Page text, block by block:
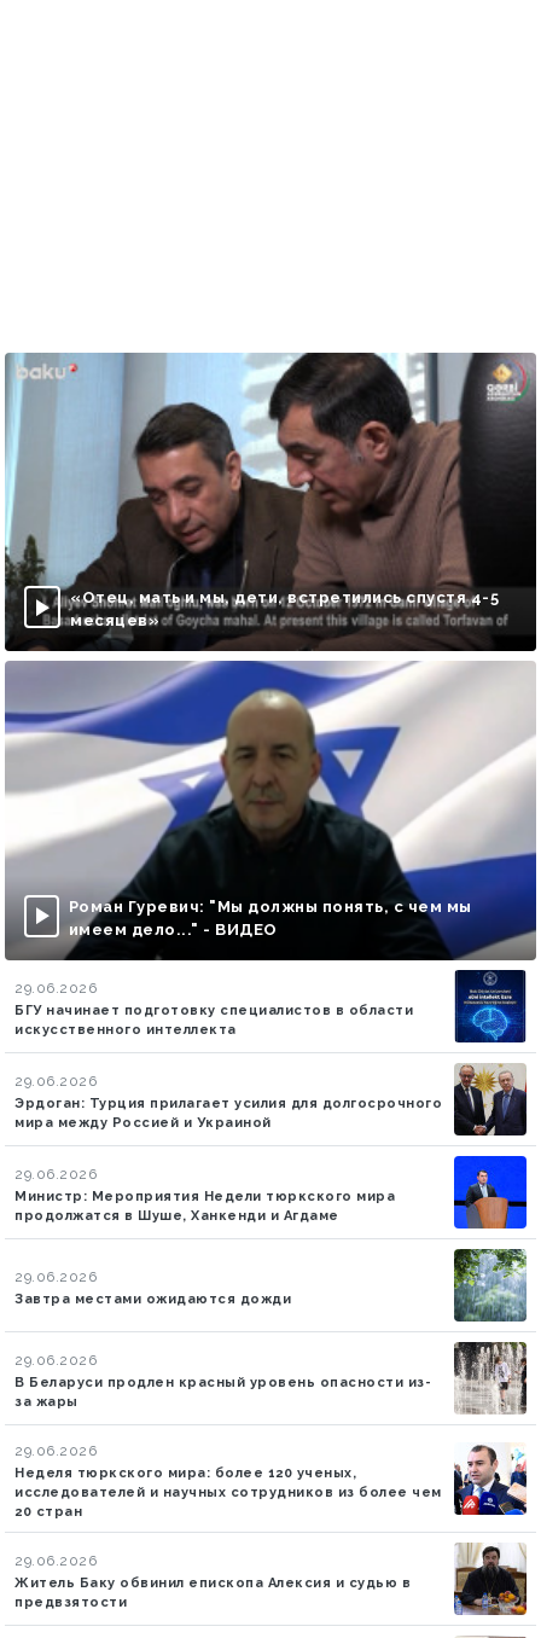
«Отец, мать и мы, дети, встретились спустя 4-5
месяцев»
Роман Гуревич: "Мы должны понять, с чем мы
имеем дело..." - ВИДЕО
29.06.2026
БГУ начинает подготовку специалистов в области
искусственного интеллекта
29.06.2026
Эрдоган: Турция прилагает усилия для долгосрочного
мира между Россией и Украиной
29.06.2026
Министр: Мероприятия Недели тюркского мира
продолжатся в Шуше, Ханкенди и Агдаме
29.06.2026
Завтра местами ожидаются дожди
29.06.2026
В Беларуси продлен красный уровень опасности из-
за жары
29.06.2026
Неделя тюркского мира: более 120 ученых,
исследователей и научных сотрудников из более чем
20 стран
29.06.2026
Житель Баку обвинил епископа Алексия и судью в
предвзятости